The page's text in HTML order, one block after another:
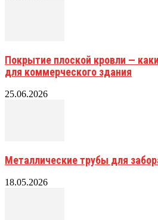
Покрытие плоской кровли —
для коммерческого здания
25.06.2026
Металлические трубы для
18.05.2026